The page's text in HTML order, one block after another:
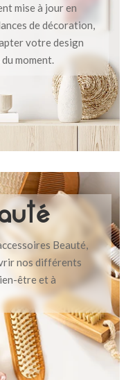
mise à jour en
de décoration,
votre design
moment.
Beauté,
nos différents
être et à